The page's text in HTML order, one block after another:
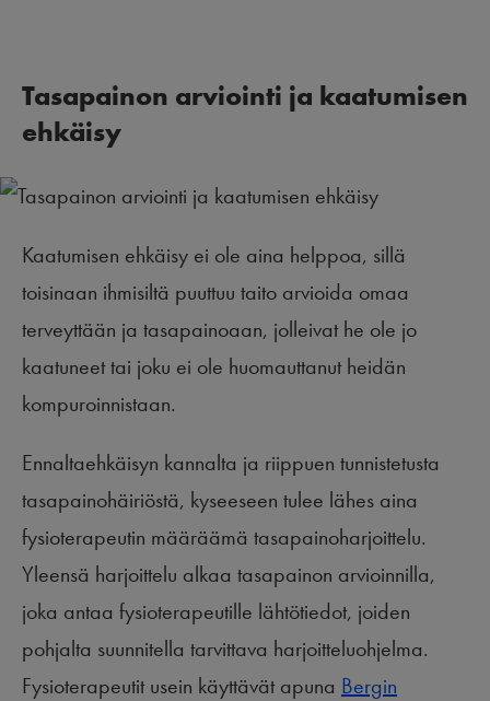
Tasapainon arviointi ja kaatumisen
ehkäisy
Kaatumisen ehkäisy ei ole aina helppoa, sillä
toisinaan ihmisiltä puuttuu taito arvioida omaa
terveyttään ja tasapainoaan, jolleivat he ole jo
kaatuneet tai joku ei ole huomauttanut heidän
kompuroinnistaan.
Ennaltaehkäisyn kannalta ja riippuen tunnistetusta
tasapainohäiriöstä, kyseeseen tulee lähes aina
fysioterapeutin määräämä tasapainoharjoittelu.
Yleensä harjoittelu alkaa tasapainon arvioinnilla,
joka antaa fysioterapeutille lähtötiedot, joiden
pohjalta suunnitella tarvittava harjoitteluohjelma.
Fysioterapeutit usein käyttävät apuna Bergin